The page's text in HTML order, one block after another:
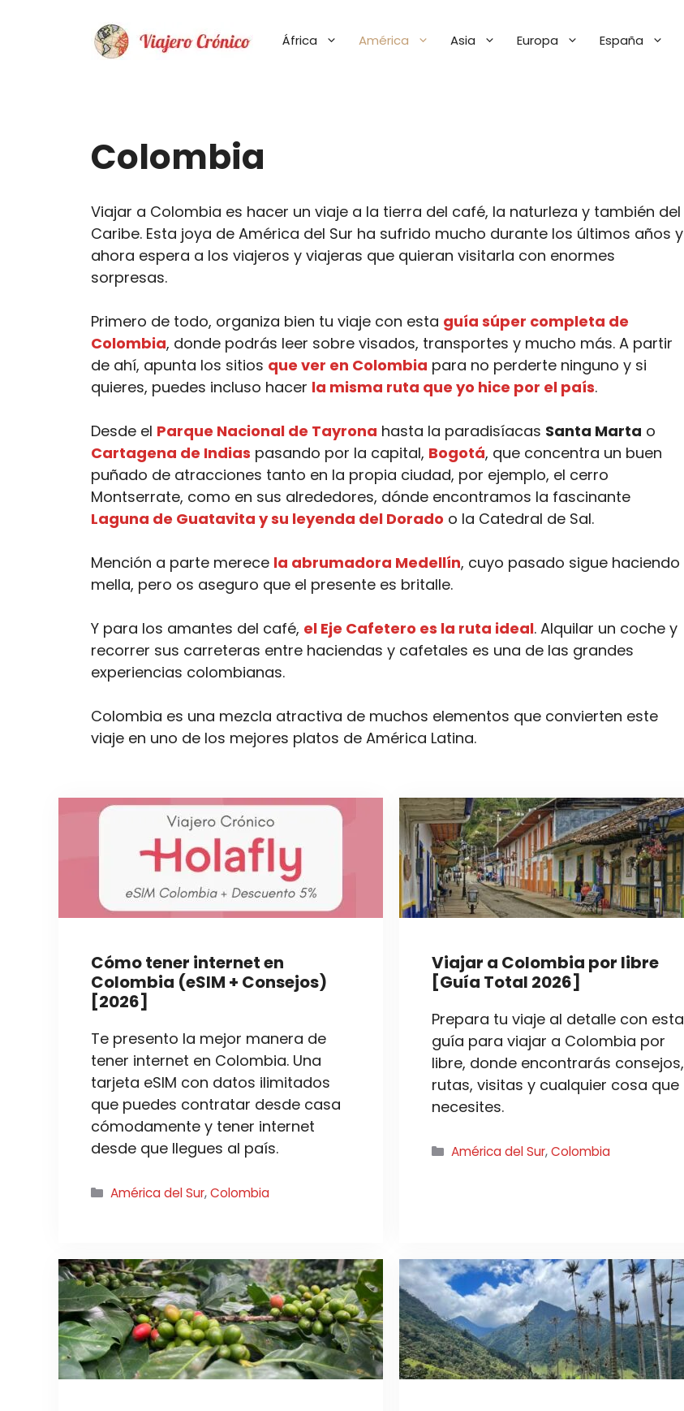
África América Asia Europa España
Colombia
Viajar a Colombia es hacer un viaje a la tierra del café, la naturleza y también del
Caribe. Esta joya de América del Sur ha sufrido mucho durante los últimos años y
ahora espera a los viajeros y viajeras que quieran visitarla con enormes
sorpresas.
Primero de todo, organiza bien tu viaje con esta guía súper completa de
Colombia, donde podrás leer sobre visados, transportes y mucho más. A partir
de ahí, apunta los sitios que ver en Colombia para no perderte ninguno y si
quieres, puedes incluso hacer la misma ruta que yo hice por el país.
Desde el Parque Nacional de Tayrona hasta la paradisíacas Santa Marta o
Cartagena de Indias pasando por la capital, Bogotá, que concentra un buen
puñado de atracciones tanto en la propia ciudad, por ejemplo, el cerro
Montserrate, como en sus alrededores, dónde encontramos la fascinante
Laguna de Guatavita y su leyenda del Dorado o la Catedral de Sal.
Mención a parte merece la abrumadora Medellín, cuyo pasado sigue haciendo
mella, pero os aseguro que el presente es britalle.
Y para los amantes del café, el Eje Cafetero es la ruta ideal. Alquilar un coche y
recorrer sus carreteras entre haciendas y cafetales es una de las grandes
experiencias colombianas.
Colombia es una mezcla atractiva de muchos elementos que convierten este
viaje en uno de los mejores platos de América Latina.
Cómo tener internet en
Colombia (eSIM + Consejos)
[2026]
Te presento la mejor manera de
tener internet en Colombia. Una
tarjeta eSIM con datos ilimitados
que puedes contratar desde casa
cómodamente y tener internet
desde que llegues al país.
Categorías
América del Sur,Colombia
Viajar a Colombia por libre
[Guía Total 2026]
Prepara tu viaje al detalle con esta
guía para viajar a Colombia por
libre, donde encontrarás consejos,
rutas, visitas y cualquier cosa que
necesites.
Categorías
América del Sur,Colombia